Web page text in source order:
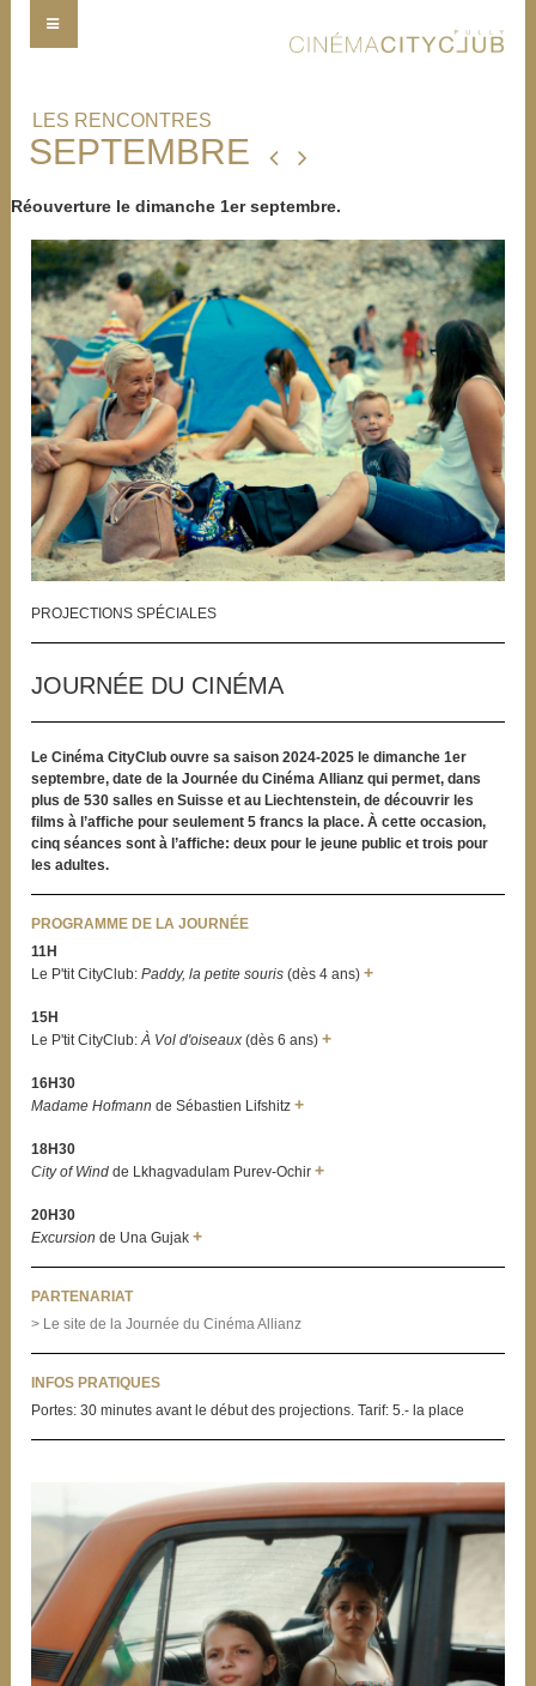
SEPTEMBRE
Réouverture le dimanche 1er septembre.
PROJECTIONS SPÉCIALES
JOURNÉE DU CINÉMA
Le Cinéma CityClub ouvre sa saison 2024-2025 le dimanche 1er
septembre, date de la Journée du Cinéma Allianz qui permet, dans
plus de 530 salles en Suisse et au Liechtenstein, de découvrir les
films à l’affiche pour seulement 5 francs la place. À cette occasion,
cinq séances sont à l’affiche: deux pour le jeune public et trois pour
les adultes.
PROGRAMME DE LA JOURNÉE
11H
Le P'tit CityClub: Paddy, la petite souris(dès 4 ans) +
15H
Le P'tit CityClub: À Vol d'oiseaux(dès 6 ans) +
16H30
Madame Hofmann de Sébastien Lifshitz +
18H30
City of Windde Lkhagvadulam Purev-Ochir +
20H30
Excursion de Una Gujak +
PARTENARIAT
> Le site de la Journée du Cinéma Allianz
INFOS PRATIQUES
Portes: 30 minutes avant le début des projections. Tarif: 5.- la place
LES RENCONTRES